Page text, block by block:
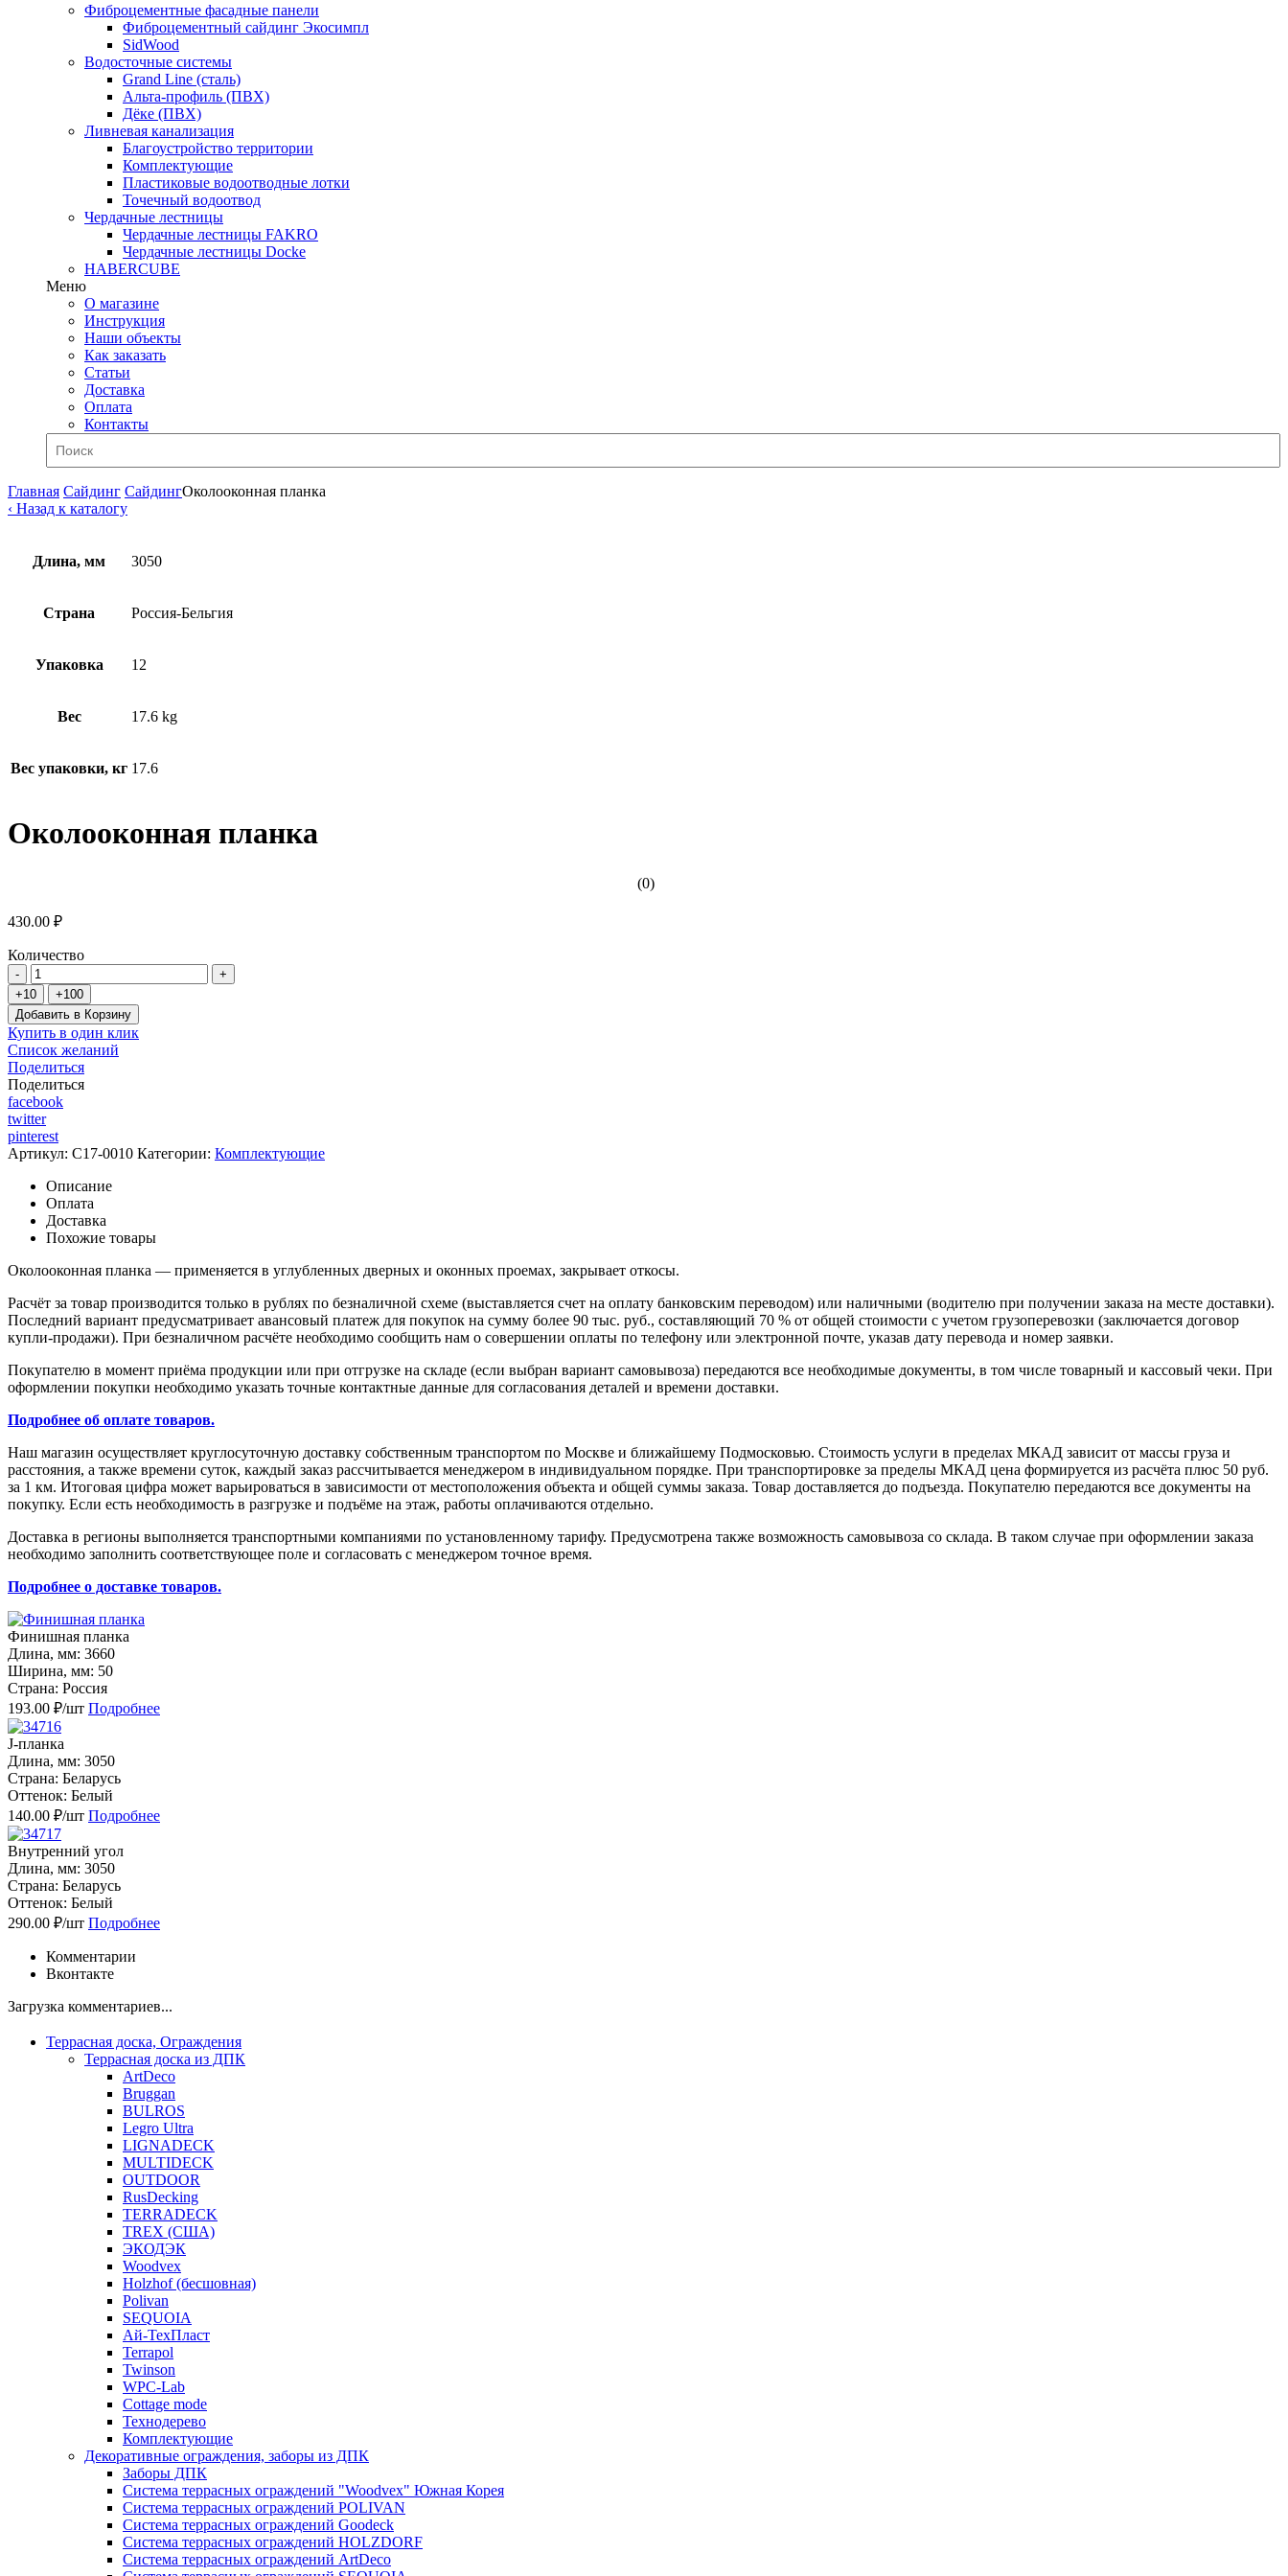
Фиброцементные фасадные панели
Фиброцементный сайдинг Экосимпл
SidWood
Водосточные системы
Grand Line (сталь)
Альта-профиль (ПВХ)
Дёке (ПВХ)
Ливневая канализация
Благоустройство территории
Комплектующие
Пластиковые водоотводные лотки
Точечный водоотвод
Чердачные лестницы
Чердачные лестницы FAKRO
Чердачные лестницы Docke
HABERCUBE
Меню
О магазине
Инструкция
Наши объекты
Как заказать
Статьи
Доставка
Оплата
Контакты
Главная Сайдинг СайдингОколооконная планка
‹ Назад к каталогу
Длина, мм 3050
Страна Россия-Бельгия
Упаковка 12
Вес 17.6 kg
Вес упаковки, кг 17.6
Околооконная планка
(0)
430.00 ₽
Количество
Добавить в Корзину
Купить в один клик
Список желаний
Поделиться
Поделиться
facebook
twitter
pinterest
Артикул: C17-0010 Категории: Комплектующие
Описание
Оплата
Доставка
Похожие товары
Околооконная планка — применяется в углубленных дверных и оконных проемах, закрывает откосы.
Расчёт за товар производится только в рублях по безналичной схеме (выставляется счет на оплату банковским переводом) или наличными (водителю при получении заказа на месте доставки).
Последний вариант предусматривает авансовый платеж для покупок на сумму более 90 тыс. руб., составляющий 70 % от общей стоимости с учетом грузоперевозки (заключается договор
купли-продажи). При безналичном расчёте необходимо сообщить нам о совершении оплаты по телефону или электронной почте, указав дату перевода и номер заявки.
Покупателю в момент приёма продукции или при отгрузке на складе (если выбран вариант самовывоза) передаются все необходимые документы, в том числе товарный и кассовый чеки. При
оформлении покупки необходимо указать точные контактные данные для согласования деталей и времени доставки.
Подробнее об оплате товаров.
Наш магазин осуществляет круглосуточную доставку собственным транспортом по Москве и ближайшему Подмосковью. Стоимость услуги в пределах МКАД зависит от массы груза и
расстояния, а также времени суток, каждый заказ рассчитывается менеджером в индивидуальном порядке. При транспортировке за пределы МКАД цена формируется из расчёта плюс 50 руб.
за 1 км. Итоговая цифра может варьироваться в зависимости от местоположения объекта и общей суммы заказа. Товар доставляется до подъезда. Покупателю передаются все документы на
покупку. Если есть необходимость в разгрузке и подъёме на этаж, работы оплачиваются отдельно.
Доставка в регионы выполняется транспортными компаниями по установленному тарифу. Предусмотрена также возможность самовывоза со склада. В таком случае при оформлении заказа
необходимо заполнить соответствующее поле и согласовать с менеджером точное время.
Подробнее о доставке товаров.
Финишная планка
Длина, мм: 3660
Ширина, мм: 50
Страна: Россия
193.00 ₽/шт Подробнее
J-планка
Длина, мм: 3050
Страна: Белaрусь
Оттенок: Белый
140.00 ₽/шт Подробнее
Внутренний угол
Длина, мм: 3050
Страна: Белaрусь
Оттенок: Белый
290.00 ₽/шт Подробнее
Комментарии
Вконтакте
Загрузка комментариев...
Террасная доска, Ограждения
Террасная доска из ДПК
ArtDeco
Bruggan
BULROS
Legro Ultra
LIGNADECK
MULTIDECK
OUTDOOR
RusDecking
TERRADECK
TREX (США)
ЭКОДЭК
Woodvex
Holzhof (бесшовная)
Polivan
SEQUOIA
Ай-ТехПласт
Terrapol
Twinson
WPC-Lab
Cottage mode
Технодерево
Комплектующие
Декоративные ограждения, заборы из ДПК
Заборы ДПК
Система террасных ограждений "Woodvex" Южная Корея
Система террасных ограждений POLIVAN
Система террасных ограждений Goodeck
Система террасных ограждений HOLZDORF
Система террасных ограждений ArtDeco